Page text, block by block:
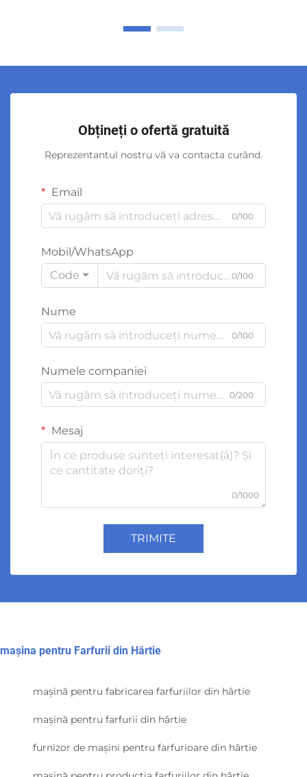
Obțineți o ofertă gratuită
Reprezentantul nostru vă va contacta curând.
Email
0/100
Mobil/WhatsApp
Code
0/100
Nume
0/100
Numele companiei
0/200
Mesaj
0/1000
TRIMITE
mașina pentru Farfurii din Hârtie
mașină pentru fabricarea farfuriilor din hârtie
mașină pentru farfurii din hârtie
furnizor de mașini pentru farfurioare din hârtie